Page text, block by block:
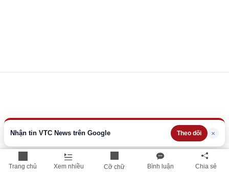
Trang chủ Xem nhiều Cỡ chữ Bình luận Chia sẻ
Nhận tin VTC News trên Google Theo dõi ×